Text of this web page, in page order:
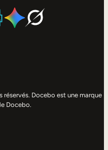
Docebo est une marque
Docebo.